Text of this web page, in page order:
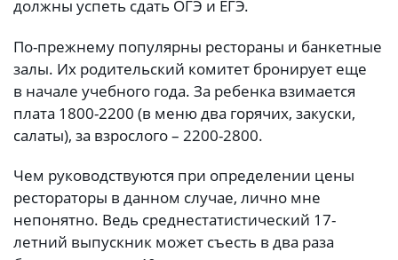
должны успеть сдать ОГЭ и ЕГЭ.
По-прежнему популярны рестораны и банкетные
залы. Их родительский комитет бронирует еще
в начале учебного года. За ребенка взимается
плата 1800-2200 (в меню два горячих, закуски,
салаты), за взрослого – 2200-2800.
Чем руководствуются при определении цены
рестораторы в данном случае, лично мне
непонятно. Ведь среднестатистический 17-
летний выпускник может съесть в два раза